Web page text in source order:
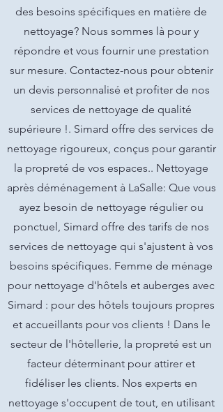
des besoins spécifiques en matière de
nettoyage? Nous sommes là pour y
répondre et vous fournir une prestation
sur mesure. Contactez-nous pour obtenir
un devis personnalisé et profiter de nos
services de nettoyage de qualité
supérieure !. Simard offre des services de
nettoyage rigoureux, conçus pour garantir
la propreté de vos espaces.. Nettoyage
après déménagement à LaSalle: Que vous
ayez besoin de nettoyage régulier ou
ponctuel, Simard offre des tarifs de nos
services de nettoyage qui s'ajustent à vos
besoins spécifiques. Femme de ménage
pour nettoyage d'hôtels et auberges avec
Simard : pour des hôtels toujours propres
et accueillants pour vos clients ! Dans le
secteur de l'hôtellerie, la propreté est un
facteur déterminant pour attirer et
fidéliser les clients. Nos experts en
nettoyage s'occupent de tout, en utilisant